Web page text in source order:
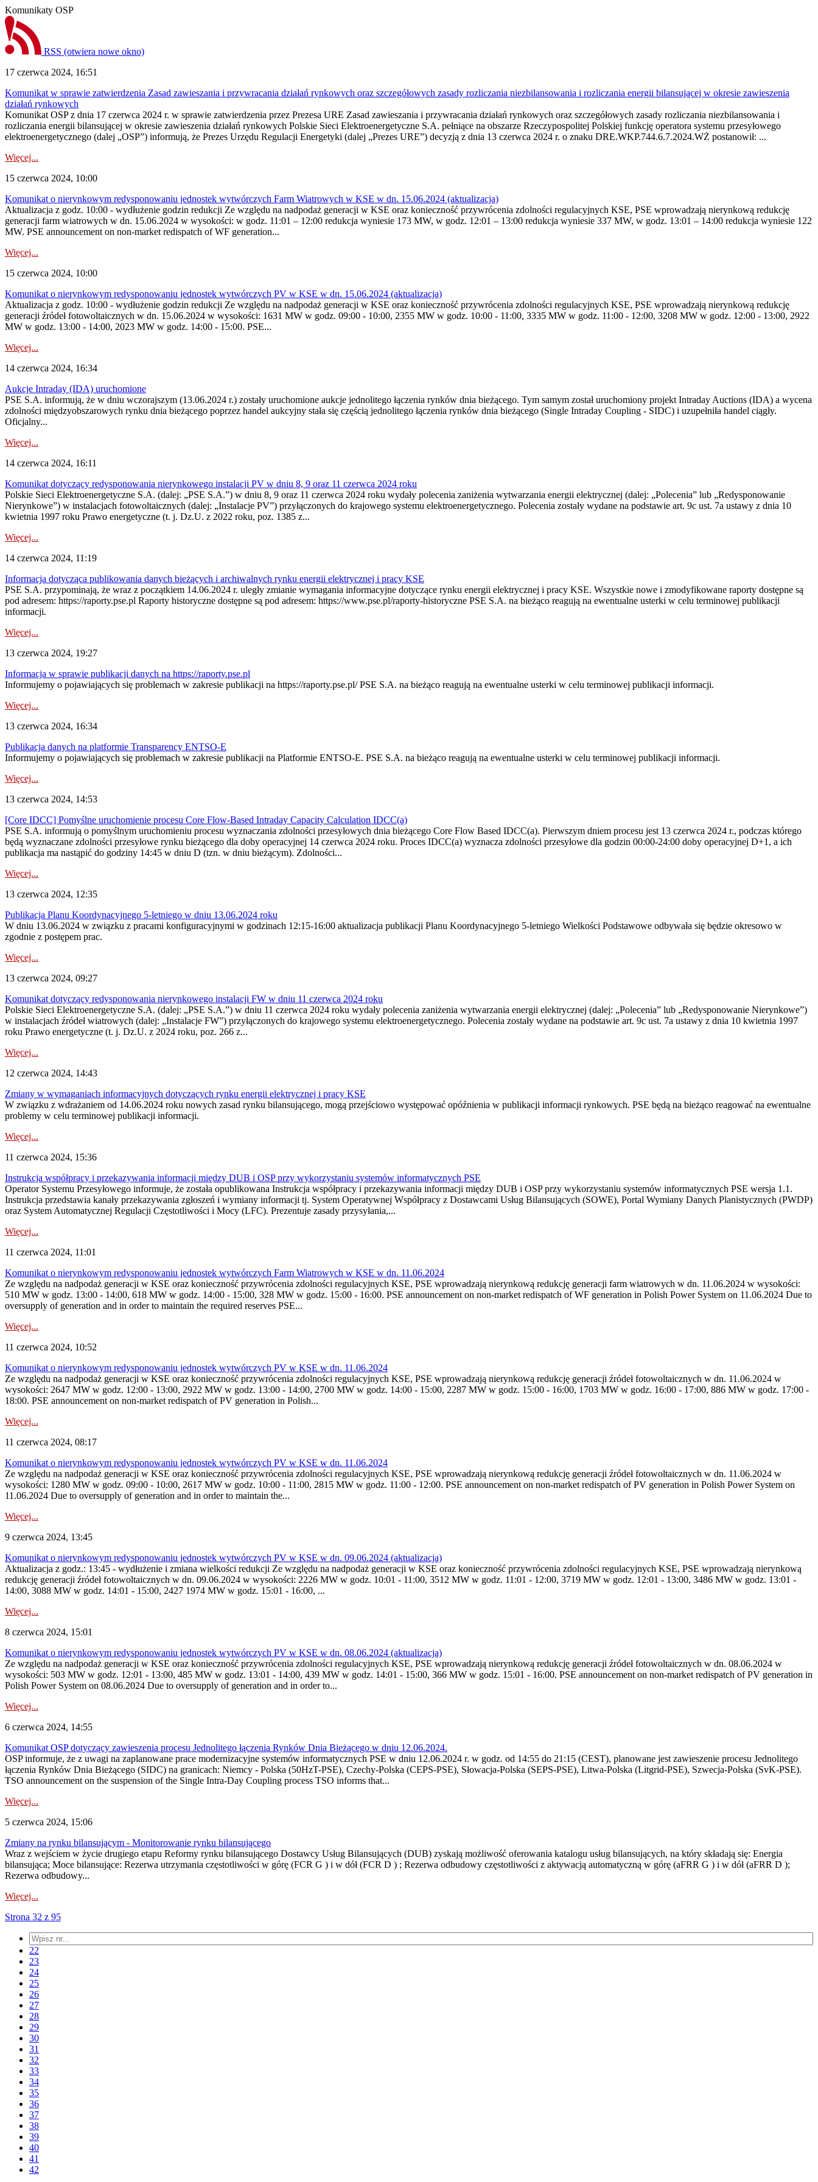
Komunikaty OSP
RSS (otwiera nowe okno)
17 czerwca 2024, 16:51
Komunikat w sprawie zatwierdzenia Zasad zawieszania i przywracania działań rynkowych oraz szczegółowych zasady rozliczania niezbilansowania i rozliczania energii bilansującej w okresie zawieszenia
działań rynkowych
Komunikat OSP z dnia 17 czerwca 2024 r. w sprawie zatwierdzenia przez Prezesa URE Zasad zawieszania i przywracania działań rynkowych oraz szczegółowych zasady rozliczania niezbilansowania i
rozliczania energii bilansującej w okresie zawieszenia działań rynkowych Polskie Sieci Elektroenergetyczne S.A. pełniące na obszarze Rzeczypospolitej Polskiej funkcję operatora systemu przesyłowego
elektroenergetycznego (dalej „OSP”) informują, że Prezes Urzędu Regulacji Energetyki (dalej „Prezes URE”) decyzją z dnia 13 czerwca 2024 r. o znaku DRE.WKP.744.6.7.2024.WŻ postanowił: ...
Więcej...
15 czerwca 2024, 10:00
Komunikat o nierynkowym redysponowaniu jednostek wytwórczych Farm Wiatrowych w KSE w dn. 15.06.2024 (aktualizacja)
Aktualizacja z godz. 10:00 - wydłużenie godzin redukcji Ze względu na nadpodaż generacji w KSE oraz konieczność przywrócenia zdolności regulacyjnych KSE, PSE wprowadzają nierynkową redukcję
generacji farm wiatrowych w dn. 15.06.2024 w wysokości: w godz. 11:01 – 12:00 redukcja wyniesie 173 MW, w godz. 12:01 – 13:00 redukcja wyniesie 337 MW, w godz. 13:01 – 14:00 redukcja wyniesie 122
MW. PSE announcement on non-market redispatch of WF generation...
Więcej...
15 czerwca 2024, 10:00
Komunikat o nierynkowym redysponowaniu jednostek wytwórczych PV w KSE w dn. 15.06.2024 (aktualizacja)
Aktualizacja z godz. 10:00 - wydłużenie godzin redukcji Ze względu na nadpodaż generacji w KSE oraz konieczność przywrócenia zdolności regulacyjnych KSE, PSE wprowadzają nierynkową redukcję
generacji źródeł fotowoltaicznych w dn. 15.06.2024 w wysokości: 1631 MW w godz. 09:00 - 10:00, 2355 MW w godz. 10:00 - 11:00, 3335 MW w godz. 11:00 - 12:00, 3208 MW w godz. 12:00 - 13:00, 2922
MW w godz. 13:00 - 14:00, 2023 MW w godz. 14:00 - 15:00. PSE...
Więcej...
14 czerwca 2024, 16:34
Aukcje Intraday (IDA) uruchomione
PSE S.A. informują, że w dniu wczorajszym (13.06.2024 r.) zostały uruchomione aukcje jednolitego łączenia rynków dnia bieżącego. Tym samym został uruchomiony projekt Intraday Auctions (IDA) a wycena
zdolności międzyobszarowych rynku dnia bieżącego poprzez handel aukcyjny stała się częścią jednolitego łączenia rynków dnia bieżącego (Single Intraday Coupling - SIDC) i uzupełniła handel ciągły.
Oficjalny...
Więcej...
14 czerwca 2024, 16:11
Komunikat dotyczący redysponowania nierynkowego instalacji PV w dniu 8, 9 oraz 11 czerwca 2024 roku
Polskie Sieci Elektroenergetyczne S.A. (dalej: „PSE S.A.”) w dniu 8, 9 oraz 11 czerwca 2024 roku wydały polecenia zaniżenia wytwarzania energii elektrycznej (dalej: „Polecenia” lub „Redysponowanie
Nierynkowe”) w instalacjach fotowoltaicznych (dalej: „Instalacje PV”) przyłączonych do krajowego systemu elektroenergetycznego. Polecenia zostały wydane na podstawie art. 9c ust. 7a ustawy z dnia 10
kwietnia 1997 roku Prawo energetyczne (t. j. Dz.U. z 2022 roku, poz. 1385 z...
Więcej...
14 czerwca 2024, 11:19
Informacja dotycząca publikowania danych bieżących i archiwalnych rynku energii elektrycznej i pracy KSE
PSE S.A. przypominają, że wraz z początkiem 14.06.2024 r. uległy zmianie wymagania informacyjne dotyczące rynku energii elektrycznej i pracy KSE. Wszystkie nowe i zmodyfikowane raporty dostępne są
pod adresem: https://raporty.pse.pl Raporty historyczne dostępne są pod adresem: https://www.pse.pl/raporty-historyczne PSE S.A. na bieżąco reagują na ewentualne usterki w celu terminowej publikacji
informacji.
Więcej...
13 czerwca 2024, 19:27
Informacja w sprawie publikacji danych na https://raporty.pse.pl
Informujemy o pojawiających się problemach w zakresie publikacji na https://raporty.pse.pl/ PSE S.A. na bieżąco reagują na ewentualne usterki w celu terminowej publikacji informacji.
Więcej...
13 czerwca 2024, 16:34
Publikacja danych na platformie Transparency ENTSO-E
Informujemy o pojawiających się problemach w zakresie publikacji na Platformie ENTSO-E. PSE S.A. na bieżąco reagują na ewentualne usterki w celu terminowej publikacji informacji.
Więcej...
13 czerwca 2024, 14:53
[Core IDCC] Pomyślne uruchomienie procesu Core Flow-Based Intraday Capacity Calculation IDCC(a)
PSE S.A. informują o pomyślnym uruchomieniu procesu wyznaczania zdolności przesyłowych dnia bieżącego Core Flow Based IDCC(a). Pierwszym dniem procesu jest 13 czerwca 2024 r., podczas którego
będą wyznaczane zdolności przesyłowe rynku bieżącego dla doby operacyjnej 14 czerwca 2024 roku. Proces IDCC(a) wyznacza zdolności przesyłowe dla godzin 00:00-24:00 doby operacyjnej D+1, a ich
publikacja ma nastąpić do godziny 14:45 w dniu D (tzn. w dniu bieżącym). Zdolności...
Więcej...
13 czerwca 2024, 12:35
Publikacja Planu Koordynacyjnego 5-letniego w dniu 13.06.2024 roku
W dniu 13.06.2024 w związku z pracami konfiguracyjnymi w godzinach 12:15-16:00 aktualizacja publikacji Planu Koordynacyjnego 5-letniego Wielkości Podstawowe odbywała się będzie okresowo w
zgodnie z postępem prac.
Więcej...
13 czerwca 2024, 09:27
Komunikat dotyczący redysponowania nierynkowego instalacji FW w dniu 11 czerwca 2024 roku
Polskie Sieci Elektroenergetyczne S.A. (dalej: „PSE S.A.”) w dniu 11 czerwca 2024 roku wydały polecenia zaniżenia wytwarzania energii elektrycznej (dalej: „Polecenia” lub „Redysponowanie Nierynkowe”)
w instalacjach źródeł wiatrowych (dalej: „Instalacje FW”) przyłączonych do krajowego systemu elektroenergetycznego. Polecenia zostały wydane na podstawie art. 9c ust. 7a ustawy z dnia 10 kwietnia 1997
roku Prawo energetyczne (t. j. Dz.U. z 2024 roku, poz. 266 z...
Więcej...
12 czerwca 2024, 14:43
Zmiany w wymaganiach informacyjnych dotyczących rynku energii elektrycznej i pracy KSE
W związku z wdrażaniem od 14.06.2024 roku nowych zasad rynku bilansującego, mogą przejściowo występować opóźnienia w publikacji informacji rynkowych. PSE będą na bieżąco reagować na ewentualne
problemy w celu terminowej publikacji informacji.
Więcej...
11 czerwca 2024, 15:36
Instrukcja współpracy i przekazywania informacji między DUB i OSP przy wykorzystaniu systemów informatycznych PSE
Operator Systemu Przesyłowego informuje, że została opublikowana Instrukcja współpracy i przekazywania informacji między DUB i OSP przy wykorzystaniu systemów informatycznych PSE wersja 1.1.
Instrukcja przedstawia kanały przekazywania zgłoszeń i wymiany informacji tj. System Operatywnej Współpracy z Dostawcami Usług Bilansujących (SOWE), Portal Wymiany Danych Planistycznych (PWDP)
oraz System Automatycznej Regulacji Częstotliwości i Mocy (LFC). Prezentuje zasady przysyłania,...
Więcej...
11 czerwca 2024, 11:01
Komunikat o nierynkowym redysponowaniu jednostek wytwórczych Farm Wiatrowych w KSE w dn. 11.06.2024
Ze względu na nadpodaż generacji w KSE oraz konieczność przywrócenia zdolności regulacyjnych KSE, PSE wprowadzają nierynkową redukcję generacji farm wiatrowych w dn. 11.06.2024 w wysokości:
510 MW w godz. 13:00 - 14:00, 618 MW w godz. 14:00 - 15:00, 328 MW w godz. 15:00 - 16:00. PSE announcement on non-market redispatch of WF generation in Polish Power System on 11.06.2024 Due to
oversupply of generation and in order to maintain the required reserves PSE...
Więcej...
11 czerwca 2024, 10:52
Komunikat o nierynkowym redysponowaniu jednostek wytwórczych PV w KSE w dn. 11.06.2024
Ze względu na nadpodaż generacji w KSE oraz konieczność przywrócenia zdolności regulacyjnych KSE, PSE wprowadzają nierynkową redukcję generacji źródeł fotowoltaicznych w dn. 11.06.2024 w
wysokości: 2647 MW w godz. 12:00 - 13:00, 2922 MW w godz. 13:00 - 14:00, 2700 MW w godz. 14:00 - 15:00, 2287 MW w godz. 15:00 - 16:00, 1703 MW w godz. 16:00 - 17:00, 886 MW w godz. 17:00 -
18:00. PSE announcement on non-market redispatch of PV generation in Polish...
Więcej...
11 czerwca 2024, 08:17
Komunikat o nierynkowym redysponowaniu jednostek wytwórczych PV w KSE w dn. 11.06.2024
Ze względu na nadpodaż generacji w KSE oraz konieczność przywrócenia zdolności regulacyjnych KSE, PSE wprowadzają nierynkową redukcję generacji źródeł fotowoltaicznych w dn. 11.06.2024 w
wysokości: 1280 MW w godz. 09:00 - 10:00, 2617 MW w godz. 10:00 - 11:00, 2815 MW w godz. 11:00 - 12:00. PSE announcement on non-market redispatch of PV generation in Polish Power System on
11.06.2024 Due to oversupply of generation and in order to maintain the...
Więcej...
9 czerwca 2024, 13:45
Komunikat o nierynkowym redysponowaniu jednostek wytwórczych PV w KSE w dn. 09.06.2024 (aktualizacja)
Aktualizacja z godz.: 13:45 - wydłużenie i zmiana wielkości redukcji Ze względu na nadpodaż generacji w KSE oraz konieczność przywrócenia zdolności regulacyjnych KSE, PSE wprowadzają nierynkową
redukcję generacji źródeł fotowoltaicznych w dn. 09.06.2024 w wysokości: 2226 MW w godz. 10:01 - 11:00, 3512 MW w godz. 11:01 - 12:00, 3719 MW w godz. 12:01 - 13:00, 3486 MW w godz. 13:01 -
14:00, 3088 MW w godz. 14:01 - 15:00, 2427 1974 MW w godz. 15:01 - 16:00, ...
Więcej...
8 czerwca 2024, 15:01
Komunikat o nierynkowym redysponowaniu jednostek wytwórczych PV w KSE w dn. 08.06.2024 (aktualizacja)
Ze względu na nadpodaż generacji w KSE oraz konieczność przywrócenia zdolności regulacyjnych KSE, PSE wprowadzają nierynkową redukcję generacji źródeł fotowoltaicznych w dn. 08.06.2024 w
wysokości: 503 MW w godz. 12:01 - 13:00, 485 MW w godz. 13:01 - 14:00, 439 MW w godz. 14:01 - 15:00, 366 MW w godz. 15:01 - 16:00. PSE announcement on non-market redispatch of PV generation in
Polish Power System on 08.06.2024 Due to oversupply of generation and in order to...
Więcej...
6 czerwca 2024, 14:55
Komunikat OSP dotyczący zawieszenia procesu Jednolitego łączenia Rynków Dnia Bieżącego w dniu 12.06.2024.
OSP informuje, że z uwagi na zaplanowane prace modernizacyjne systemów informatycznych PSE w dniu 12.06.2024 r. w godz. od 14:55 do 21:15 (CEST), planowane jest zawieszenie procesu Jednolitego
łączenia Rynków Dnia Bieżącego (SIDC) na granicach: Niemcy - Polska (50HzT-PSE), Czechy-Polska (CEPS-PSE), Słowacja-Polska (SEPS-PSE), Litwa-Polska (Litgrid-PSE), Szwecja-Polska (SvK-PSE).
TSO announcement on the suspension of the Single Intra-Day Coupling process TSO informs that...
Więcej...
5 czerwca 2024, 15:06
Zmiany na rynku bilansującym - Monitorowanie rynku bilansującego
Wraz z wejściem w życie drugiego etapu Reformy rynku bilansującego Dostawcy Usług Bilansujących (DUB) zyskają możliwość oferowania katalogu usług bilansujących, na który składają się: Energia
bilansująca; Moce bilansujące: Rezerwa utrzymania częstotliwości w górę (FCR G ) i w dół (FCR D ) ; Rezerwa odbudowy częstotliwości z aktywacją automatyczną w górę (aFRR G ) i w dół (aFRR D );
Rezerwa odbudowy...
Więcej...
Strona 32 z 95
22
23
24
25
26
27
28
29
30
31
32
33
34
35
36
37
38
39
40
41
42